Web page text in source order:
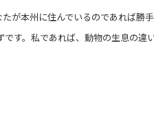
本州に住んでいるのであれば勝手
す。私であれば、動物の生息の違